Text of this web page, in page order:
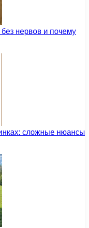
нервов и почему
сложные нюансы